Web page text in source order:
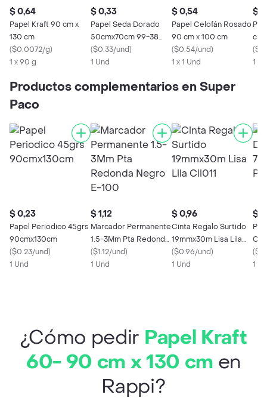
$ 0,64
Papel Kraft 90 cm x
130 cm
($0.0072/g)
1 x 90 g
$ 0,33
Papel Seda Dorado
50cmx70cm 99-38
Lancer
($0.33/und)
1 Und
$ 0,54
Papel Celofán Rosado
90 cm x 100 cm
($0.54/und)
1 x 1 Und
$
cm
(
1 x
Productos complementarios en Super
Paco
$ 0,23
Papel Periodico 45grs
90cmx130cm
($0.23/und)
1 Und
$ 1,12
Marcador Permanente
1.5-3Mm Pta Redonda
Negro E-100
($1.12/und)
1 Und
$ 0,96
Cinta Regalo Surtido
19mmx30m Lisa Lila
Cli011
($0.96/und)
1 Und
$
(
1 x
¿Cómo pedir Papel Kraft
60- 90 cm x 130 cm en
Rappi?